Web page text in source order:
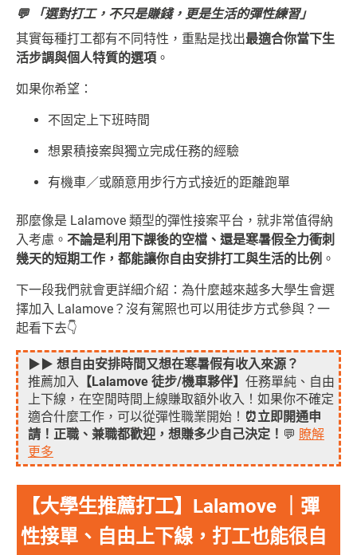
💬 「選對打工，不只是賺錢，更是生活的彈性練習」
其實每種打工都有不同特性，重點是找出最適合你當下生
活步調與個人特質的選項 。
如果你希望：
不固定上下班時間
想累積接案與獨立完成任務的經驗
有機車／或願意用步行方式接近的距離跑單
那麼像是 Lalamove 類型的彈性接案平台，就非常值得納
入考慮。 不論是利用下課後的空檔、還是寒暑假全力衝刺
幾天的短期工作，都能讓你自由安排打工與生活的比例 。
下一段我們就會更詳細介紹：為什麼越來越多大學生會選
擇加入 Lalamove？沒有駕照也可以用徒步方式參與？一
起看下去👇
▶▶ 想自由安排時間又想在寒暑假有收入來源？
推薦加入 【Lalamove 徒步/機車夥伴】 任務單純、自由
上下線，在空閒時間上線賺取額外收入！如果你不確定
適合什麼工作，可以從彈性職業開始！ ⏰立即開通申
請！正職、兼職都歡迎，想賺多少自己決定！ 💬 瞭解
更多
【大學生推薦打工】Lalamove ｜彈
性接單、自由上下線，打工也能很自